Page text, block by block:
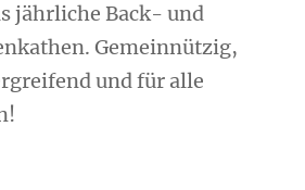
jährliche Back- und
Gemeinnützig,
und für alle